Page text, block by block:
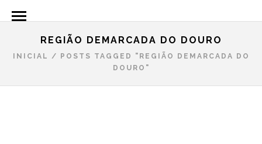
REGIÃO DEMARCADA DO DOURO
INICIAL /
POSTS TAGGED "REGIÃO DEMARCADA DO
DOURO"